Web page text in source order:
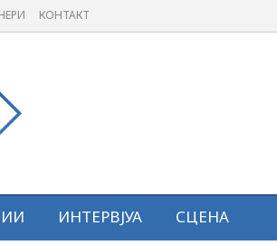
КОНТАКТ
ИНТЕРВЈУА СЦЕНА